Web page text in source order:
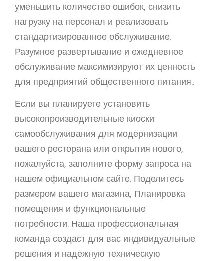
уменьшить количество ошибок, снизить
нагрузку на персонал и реализовать
стандартизированное обслуживание.
Разумное развертывание и ежедневное
обслуживание максимизируют их ценность
для предприятий общественного питания..
Если вы планируете установить
высокопроизводительные киоски
самообслуживания для модернизации
вашего ресторана или открытия нового,
пожалуйста, заполните форму запроса на
нашем официальном сайте. Поделитесь
размером вашего магазина, Планировка
помещения и функциональные
потребности. Наша профессиональная
команда создаст для вас индивидуальные
решения и надежную техническую